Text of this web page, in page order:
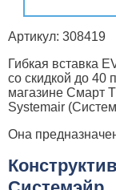
Артикул: 308419
Гибкая вставка
со скидкой до 40
магазине Смарт
Systemair
Она